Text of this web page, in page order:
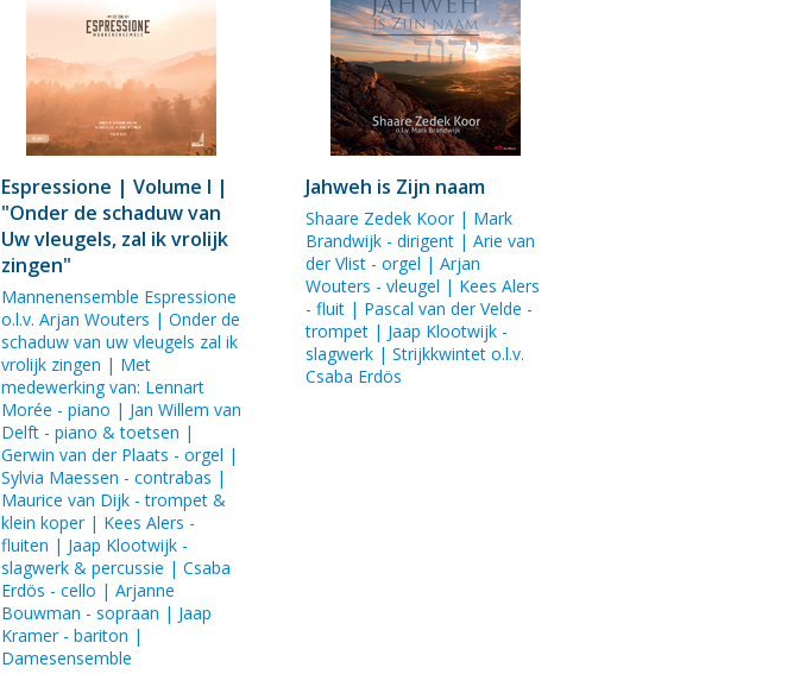
Espressione | Volume I |
"Onder de schaduw van
Uw vleugels, zal ik vrolijk
zingen"
Mannenensemble Espressione
o.l.v. Arjan Wouters | Onder de
schaduw van uw vleugels zal ik
vrolijk zingen | Met
medewerking van: Lennart
Morée - piano | Jan Willem van
Delft- piano & toetsen |
Gerwin van der Plaats - orgel |
Sylvia Maessen - contrabas |
Maurice van Dijk- trompet &
klein koper | Kees Alers -
fluiten | Jaap Klootwijk-
slagwerk & percussie | Csaba
Erdös - cello | Arjanne
Bouwman - sopraan | Jaap
Kramer- bariton |
Damesensemble
Jahweh is Zijn naam
Shaare Zedek Koor | Mark
Brandwijk- dirigent | Arie van
der Vlist- orgel | Arjan
Wouters - vleugel | Kees Alers
- fluit | Pascal van der Velde -
trompet | Jaap Klootwijk-
slagwerk | Strijkkwintet o.l.v.
Csaba Erdös